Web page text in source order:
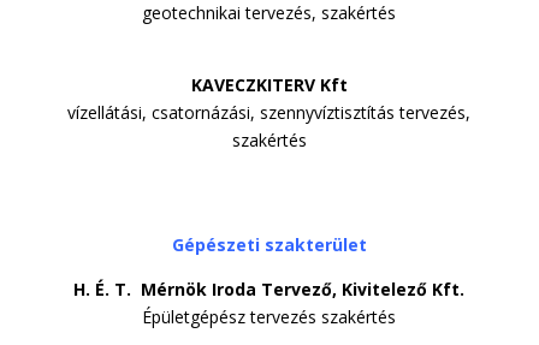
geotechnikai tervezés, szakértés
KAVECZKITERV Kft
vízellátási, csatornázási, szennyvíztisztítás tervezés,
szakértés
Gépészeti szakterület
H. É. T. Mérnök Iroda Tervező, Kivitelező Kft.
Épületgépész tervezés szakértés